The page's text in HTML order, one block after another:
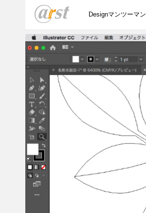
Designマンツーマン